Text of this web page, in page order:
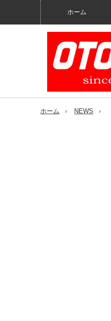
ホーム
ホーム NEWS